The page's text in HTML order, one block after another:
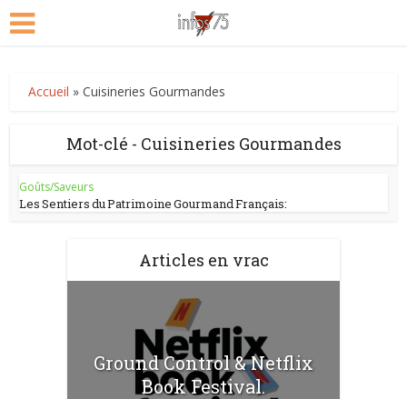
Accueil »Cuisineries Gourmandes
Mot-clé - Cuisineries Gourmandes
Goûts/Saveurs
Les Sentiers du Patrimoine Gourmand Français:
Articles en vrac
Ground Control & Netflix
Book Festival.